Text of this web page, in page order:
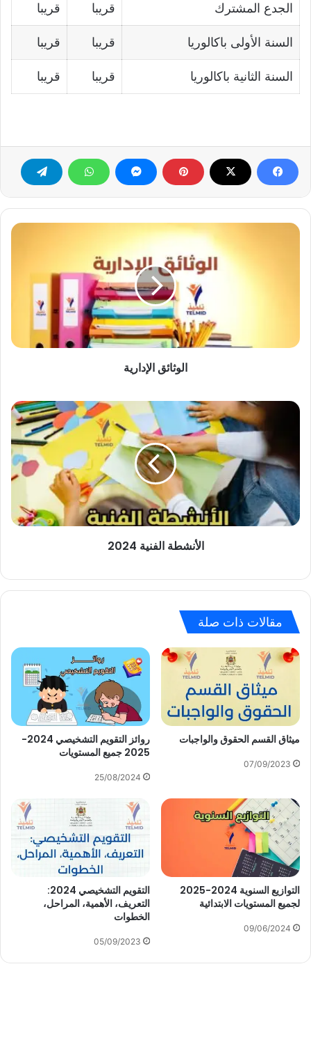
الجدع المشترك قريبا قريبا
السنة الأولى باكالوريا قريبا قريبا
السنة الثانية باكالوريا قريبا قريبا
الوثائق
الوثائق الإدارية
الأنشطة
الأنشطة الفنية 2024
مقالات ذات صلة
ميثاق القسم الحقوق والواجبات
07/09/2023
روائز التقويم التشخيصي 2024-
2025 جميع المستويات
25/08/2024
التوازيع السنوية 2024-2025
لجميع المستويات الابتدائية
09/06/2024
التقويم التشخيصي 2024:
التعريف، الأهمية، المراحل،
الخطوات
05/09/2023